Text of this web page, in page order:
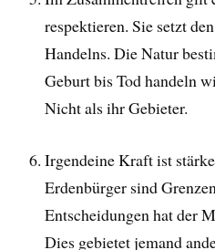
respektieren. Sie setzt
Handelns. Die Natur
Geburt bis Tod handeln
Nicht als ihr Gebieter.
Irgendeine Kraft ist
Erdenbürger sind
Entscheidungen hat der
Dies gebietet jemand